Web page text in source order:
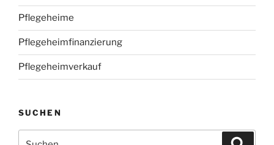
Pflegeheime
Pflegeheimfinanzierung
Pflegeheimverkauf
SUCHEN